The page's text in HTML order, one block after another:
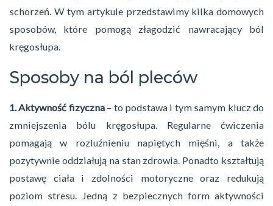
schorzeń. W tym artykule przedstawimy kilka domowych
sposobów, które pomogą złagodzić nawracający ból
kręgosłupa.
Sposoby na ból pleców
1. Aktywność fizyczna – to podstawa i tym samym klucz do
zmniejszenia bólu kręgosłupa. Regularne ćwiczenia
pomagają w rozluźnieniu napiętych mięśni, a także
pozytywnie oddziałują na stan zdrowia. Ponadto kształtują
postawę ciała i zdolności motoryczne oraz redukują
poziom stresu. Jedną z bezpiecznych form aktywności